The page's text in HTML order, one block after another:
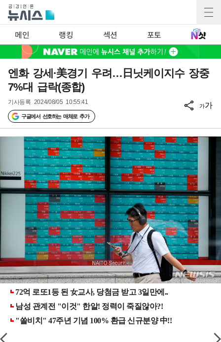
메인 랭킹 섹션 포토
엔화 강세·美경기 우려…日닛케이지수 장중
7%대 급락(종합)
기사등록 2024/08/05 10:55:41
구글에서 선호하는 매체로 추가
가가